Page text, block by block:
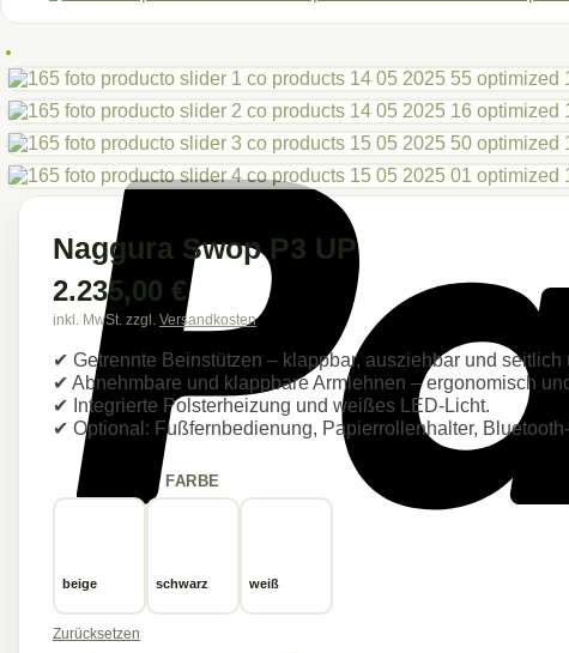
Naggura Swop P3 UP
2.235,00 €
inkl. MwSt. zzgl. Versandkosten
✔ Getrennte Beinstützen – klappbar, ausziehbar und seitlich
✔ Abnehmbare und klappbare Armlehnen – ergonomisch
✔ Integrierte Polsterheizung und weißes LED-Licht.
✔ Optional: Fußfernbedienung, Papierrollenhalter,
FARBE
beige schwarz weiß
Zurücksetzen